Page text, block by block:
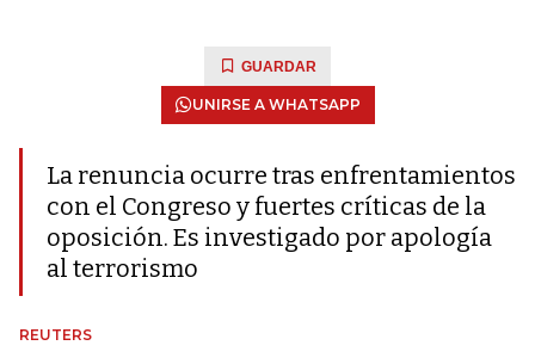
GUARDAR
UNIRSE A WHATSAPP
La renuncia ocurre tras enfrentamientos
con el Congreso y fuertes críticas de la
oposición. Es investigado por apología
al terrorismo
REUTERS